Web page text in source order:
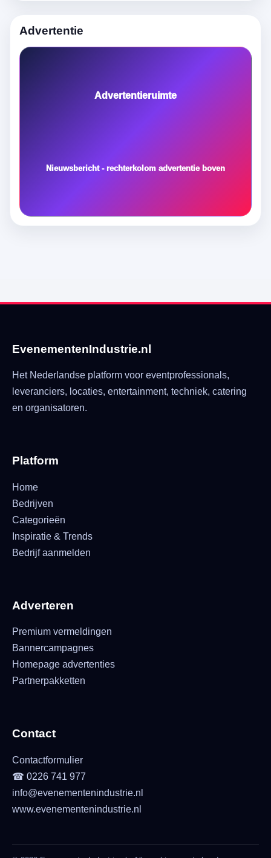
Advertentie
Advertentieruimte
Nieuwsbericht - rechterkolom advertentie boven
EvenementenIndustrie.nl
Het Nederlandse platform voor eventprofessionals,
leveranciers, locaties, entertainment, techniek, catering
en organisatoren.
Platform
Home
Bedrijven
Categorieën
Inspiratie & Trends
Bedrijf aanmelden
Adverteren
Premium vermeldingen
Bannercampagnes
Homepage advertenties
Partnerpakketten
Contact
Contactformulier
☎ 0226 741 977
info@evenementenindustrie.nl
www.evenementenindustrie.nl